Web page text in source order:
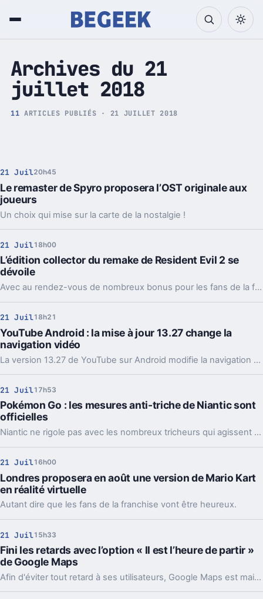
Tech et Pop culture
Archives du 21
juillet 2018
11 ARTICLES PUBLIÉS · 21 JUILLET 2018
21 Juil20h45
Le remaster de Spyro proposera l’OST originale aux
joueurs
Un choix qui mise sur la carte de la nostalgie !
21 Juil18h00
L’édition collector du remake de Resident Evil 2 se
dévoile
Avec au rendez-vous de nombreux bonus pour les fans de la franchise culte.
21 Juil18h21
YouTube Android : la mise à jour 13.27 change la
navigation vidéo
La version 13.27 de YouTube sur Android modifie la navigation dans les vidéos : il faut désormais faire glisser le curseur au lieu de cliquer sur la barre.
21 Juil17h53
Pokémon Go : les mesures anti-triche de Niantic sont
officielles
Niantic ne rigole pas avec les nombreux tricheurs qui agissent sur Pokémon Go. La société a décidé de prendre des sanctions graduelles, qui dépendront de l’attitude des tricheurs. Au bout de trois avertissements, ces derniers encourent l’exclusion à vie du jeu.
21 Juil16h00
Londres proposera en août une version de Mario Kart
en réalité virtuelle
Autant dire que les fans de la franchise vont être heureux.
21 Juil15h33
Fini les retards avec l’option « Il est l’heure de partir »
de Google Maps
Afin d'éviter tout retard à ses utilisateurs, Google Maps est maintenant équipé d'une fonction « Il est l'heure de partir », qui vous prévient automatiquement par notification.